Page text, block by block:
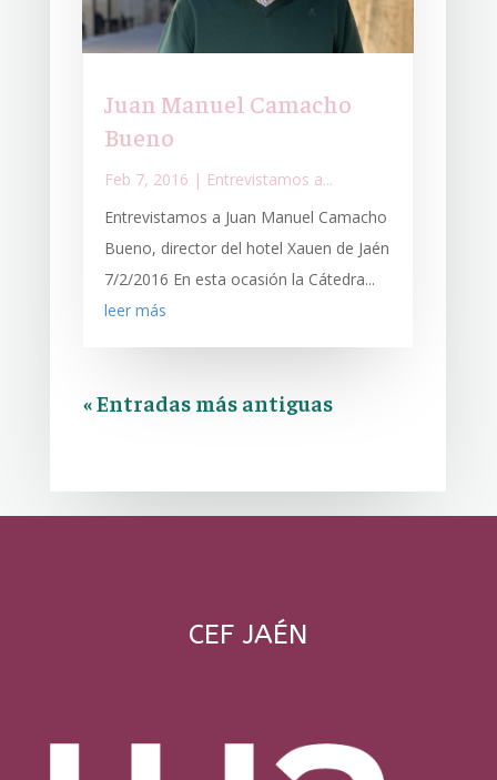
Juan Manuel Camacho
Bueno
Feb 7, 2016 | Entrevistamos a...
Entrevistamos a Juan Manuel Camacho
Bueno, director del hotel Xauen de Jaén
7/2/2016 En esta ocasión la Cátedra...
leer más
« Entradas más antiguas
CEF JAÉN